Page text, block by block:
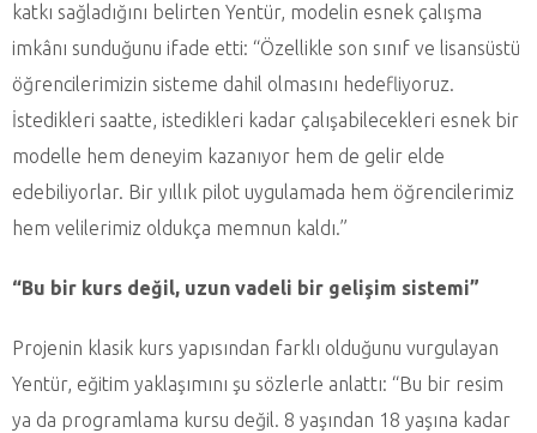
katkı sağladığını belirten Yentür, modelin esnek çalışma
imkânı sunduğunu ifade etti: “Özellikle son sınıf ve lisansüstü
öğrencilerimizin sisteme dahil olmasını hedefliyoruz.
İstedikleri saatte, istedikleri kadar çalışabilecekleri esnek bir
modelle hem deneyim kazanıyor hem de gelir elde
edebiliyorlar. Bir yıllık pilot uygulamada hem öğrencilerimiz
hem velilerimiz oldukça memnun kaldı.”
“Bu bir kurs değil, uzun vadeli bir gelişim sistemi”
Projenin klasik kurs yapısından farklı olduğunu vurgulayan
Yentür, eğitim yaklaşımını şu sözlerle anlattı: “Bu bir resim
ya da programlama kursu değil. 8 yaşından 18 yaşına kadar